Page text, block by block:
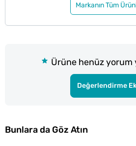
Markanın Tüm
Ürüne henüz yorum
Değerlendirme
Bunlara da Göz Atın